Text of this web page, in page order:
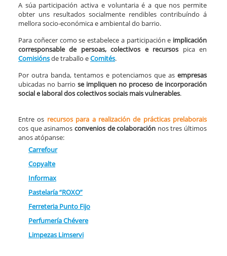
A súa participación activa e voluntaria é a que nos permite
obter uns resultados socialmente rendibles contribuíndo á
mellora socio-económica e ambiental do barrio.
Para coñecer como se estabelece a participación e implicación
corresponsable de persoas, colectivos e recursos pica en
Comisiónsde traballo eComités.
Por outra banda, tentamos e potenciamos que as empresas
ubicadas no barrio se impliquen no proceso de incorporación
social e laboral dos colectivos sociais mais vulnerables.
Entre os recursos para a realización de prácticas prelaborais
cos que asinamos convenios de colaboración nos tres últimos
anos atópanse:
Carrefour
Copyalte
Informax
Pastelaría “ROXO”
Ferreteria Punto Fijo
Perfumería Chévere
Limpezas Limservi